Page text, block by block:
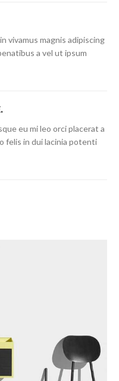
vivamus magnis adipiscing
a vel ut ipsum
eu mi leo orci placerat a
felis in dui lacinia potenti